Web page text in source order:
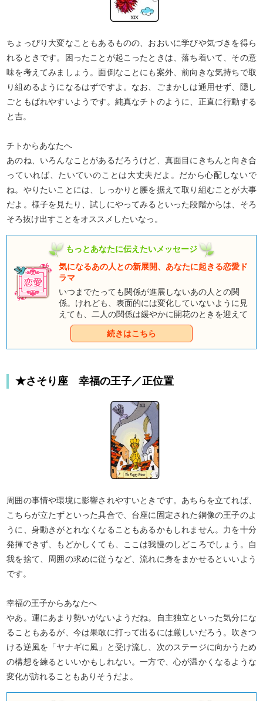
ちょっぴり大変なこともあるものの、おおいに学びや気づきを得ら
れるときです。困ったことが起こったときは、落ち着いて、その意
味を考えてみましょう。面倒なことにも案外、前向きな気持ちで取
り組めるようになるはずですよ。なお、ごまかしは通用せず、隠し
ごともばれやすいようです。純真なチトのように、正直に行動する
と吉。
チトからあなたへ
あのね、いろんなことがあるだろうけど、真面目にきちんと向き合
っていれば、たいていのことは大丈夫だよ。だから心配しないで
ね。やりたいことには、しっかりと腰を据えて取り組むことが大事
だよ。様子を見たり、試しにやってみるといった段階からは、そろ
そろ抜け出すことをオススメしたいなっ。
もっとあなたに伝えたいメッセージ
気になるあの人との新展開、あなたに起きる恋愛ド
ラマ
いつまでたっても関係が進展しないあの人との関
係。けれども、表面的には変化していないように見
えても、二人の関係は緩やかに開花のときを迎えて
いるのですよ。ここでは、あなたとあの人の恋の新
展開と、この先起きる、恋のドラマについて見てい
きましょう。童話タロットがあなたの恋の核心を占
続きはこちら
★さそり座 幸福の王子／正位置
周囲の事情や環境に影響されやすいときです。あちらを立てれば、
こちらが立たずといった具合で、台座に固定された銅像の王子のよ
うに、身動きがとれなくなることもあるかもしれません。力を十分
発揮できず、もどかしくても、ここは我慢のしどころでしょう。自
我を捨て、周囲の求めに従うなど、流れに身をまかせるといいよう
です。
幸福の王子からあなたへ
やあ。運にあまり勢いがないようだね。自主独立といった気分にな
ることもあるが、今は果敢に打って出るには厳しいだろう。吹きつ
ける逆風を「ヤナギに風」と受け流し、次のステージに向かうため
の構想を練るといいかもしれない。一方で、心が温かくなるような
変化が訪れることもありそうだよ。